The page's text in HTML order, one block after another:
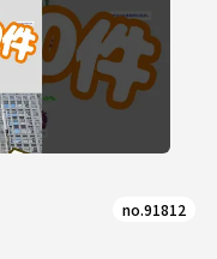
no.91812